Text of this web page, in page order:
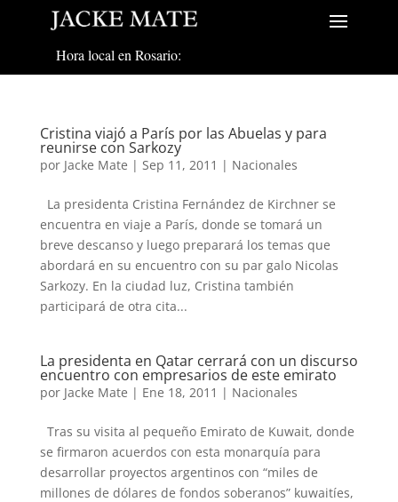
Hora local en Rosario:
Cristina viajó a París por las Abuelas y para
reunirse con Sarkozy
por Jacke Mate | Sep 11, 2011 | Nacionales
La presidenta Cristina Fernández de Kirchner se
encuentra en viaje a París, donde se tomará un
breve descanso y luego preparará los temas que
abordará en su encuentro con su par galo Nicolas
Sarkozy. En la ciudad luz, Cristina también
participará de otra cita...
La presidenta en Qatar cerrará con un discurso
encuentro con empresarios de este emirato
por Jacke Mate | Ene 18, 2011 | Nacionales
Tras su visita al pequeño Emirato de Kuwait, donde
se firmaron acuerdos con esta monarquía para
desarrollar proyectos argentinos con “miles de
millones de dólares de fondos soberanos” kuwaitíes,